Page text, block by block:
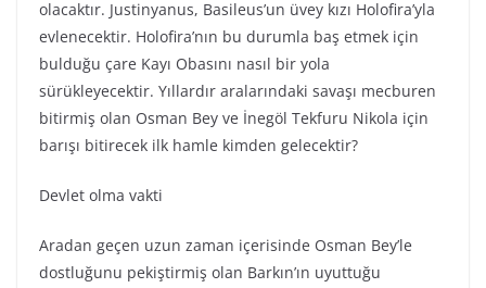
olacaktır. Justinyanus, Basileus’un üvey kızı Holofira’yla
evlenecektir. Holofira’nın bu durumla baş etmek için
bulduğu çare Kayı Obasını nasıl bir yola
sürükleyecektir. Yıllardır aralarındaki savaşı mecburen
bitirmiş olan Osman Bey ve İnegöl Tekfuru Nikola için
barışı bitirecek ilk hamle kimden gelecektir?
Devlet olma vakti
Aradan geçen uzun zaman içerisinde Osman Bey’le
dostluğunu pekiştirmiş olan Barkın’ın uyuttuğu